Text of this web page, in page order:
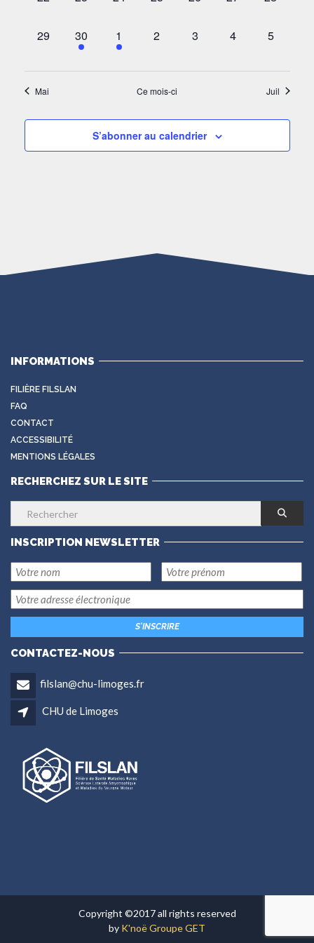
0
ÉVÈNEMENT,
29
2
ÉVÈNEMENTS,
30
1
ÉVÈNEMENT,
1
0
2
0
3
0
4
0
5
Mai Ce mois-ci Juil
S’abonner au calendrier
INFORMATIONS
FILIÈRE FILSLAN
FAQ
CONTACT
ACCESSIBILITÉ
MENTIONS LÉGALES
RECHERCHEZ SUR LE SITE
INSCRIPTION NEWSLETTER
CONTACTEZ-NOUS
filslan@chu-limoges.fr
CHU de Limoges
Copyright ©2017 all rights reserved
by K'noë Groupe GET